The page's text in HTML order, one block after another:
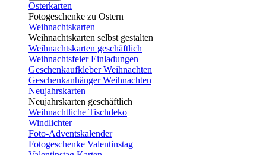
Osterkarten
Fotogeschenke zu Ostern
Weihnachtskarten
Weihnachtskarten selbst gestalten
Weihnachtskarten geschäftlich
Weihnachtsfeier Einladungen
Geschenkaufkleber Weihnachten
Geschenkanhänger Weihnachten
Neujahrskarten
Neujahrskarten geschäftlich
Weihnachtliche Tischdeko
Windlichter
Foto-Adventskalender
Fotogeschenke Valentinstag